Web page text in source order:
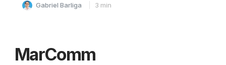
Gabriel Barliga 3 min
MarComm